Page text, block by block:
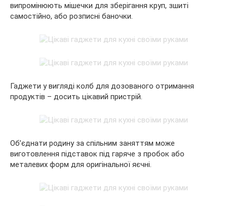
випромінюють мішечки для зберігання круп, зшиті
самостійно, або розписні баночки.
Гаджети у вигляді колб для дозованого отримання
продуктів – досить цікавий пристрій.
Об’єднати родину за спільним заняттям може
виготовлення підставок під гаряче з пробок або
металевих форм для оригінальної яєчні.